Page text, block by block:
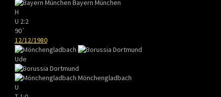
Bayern München
H
U 2:2
90`
12/12/1980
Ude
Mönchengladbach
U